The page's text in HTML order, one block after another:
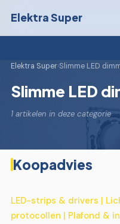
Elektra Super
Elektra Super›Slimme LED
Slimme LED
1 artikelen in deze categorie
Koopadvies
LED-strips & drivers |
protocollen | Plafond &